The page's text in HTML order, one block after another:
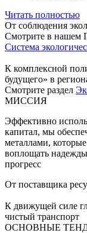
Читать полностью
От соблюдения
Смотрите в нашем
Система
К комплексной
будущего» в
Смотрите раздел
МИССИЯ
Эффективно
капитал, мы
металлами,
воплощать
прогресс
От поставщика
К движущей силе
чистый транспорт
ОСНОВНЫЕ